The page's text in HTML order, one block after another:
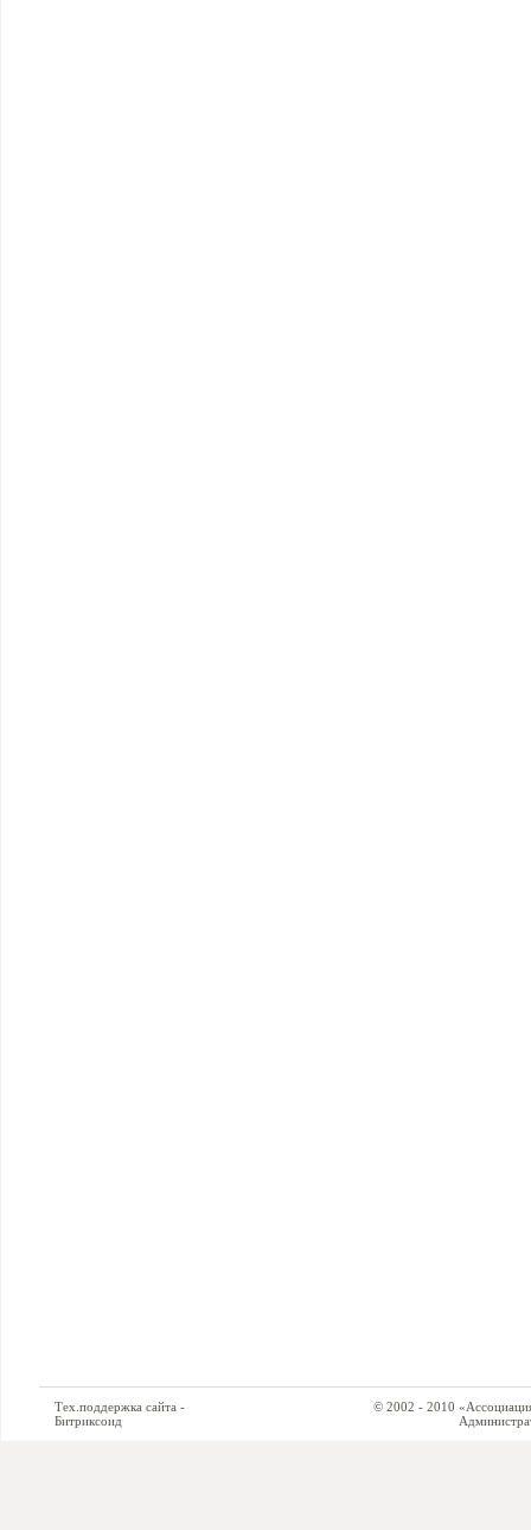
Тех.поддержка сайта -
Битриксоид
© 2002 - 2010 «Ассоциация